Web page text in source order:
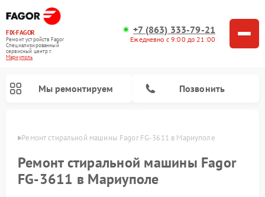
FIX-FAGOR
Ремонт устройств Fagor
Специализированный
cервисный центр г.
Мариуполь
+7 (863) 333-79-21
Ежедневно с 9:00 до 21:00
Мы ремонтируем Позвонить
Ремонт стиральной машины Fagor FG-3611 в Мариуполе
Ремонт стиральной машины Fagor
FG-3611 в Мариуполе